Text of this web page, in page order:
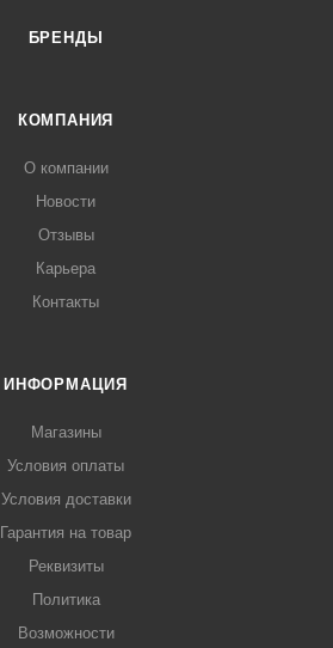
БРЕНДЫ
КОМПАНИЯ
О компании
Новости
Отзывы
Карьера
Контакты
ИНФОРМАЦИЯ
Магазины
Условия оплаты
Условия доставки
Гарантия на товар
Реквизиты
Политика
Возможности